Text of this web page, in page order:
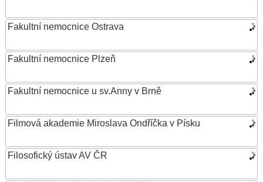
Fakultní nemocnice Ostrava
Fakultní nemocnice Plzeň
Fakultní nemocnice u sv.Anny v Brně
Filmová akademie Miroslava Ondříčka v Písku
Filosofický ústav AV ČR